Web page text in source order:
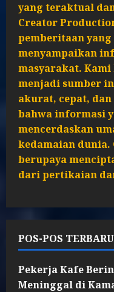
yang teraktual
Creator
pemberitaan
menyampaikan
masyarakat.
menjadi sumber
akurat, cepat,
bahwa informasi
mencerdaskan
kedamaian
berupaya
dari pertikaian
POS-POS TERBARU
Pekerja Kafe
Meninggal di